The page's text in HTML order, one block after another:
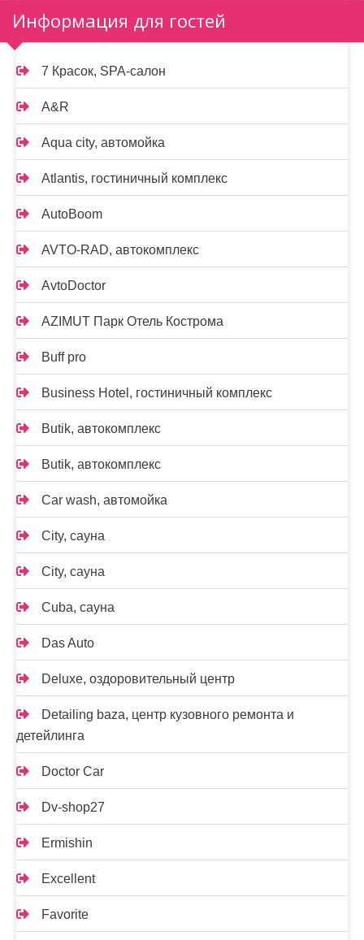
Информация для гостей
7 Красок, SPA-салон
A&R
Aqua city, автомойка
Atlantis, гостиничный комплекс
AutoBoom
AVTO-RAD, автокомплекс
AvtoDoctor
AZIMUT Парк Отель Кострома
Buff pro
Business Hotel, гостиничный комплекс
Butik, автокомплекс
Butik, автокомплекс
Car wash, автомойка
City, сауна
City, сауна
Cuba, сауна
Das Auto
Deluxe, оздоровительный центр
Detailing baza, центр кузовного ремонта и
детейлинга
Doctor Car
Dv-shop27
Ermishin
Excellent
Favorite